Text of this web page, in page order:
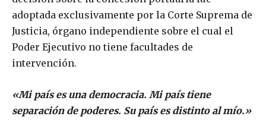
adoptada exclusivamente por la Corte Suprema de
Justicia, órgano independiente sobre el cual el
Poder Ejecutivo no tiene facultades de
intervención.
«Mi país es una democracia. Mi país tiene
separación de poderes. Su país es distinto al mío.»